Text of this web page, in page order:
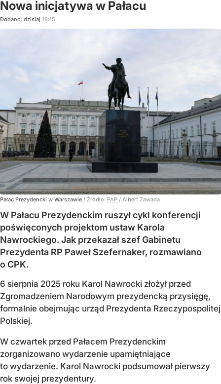
Nowa inicjatywa w Pałacu
Dodano: dzisiaj 19:15
Pałac Prezydencki w Warszawie / Źródło: PAP / Albert Zawada
W Pałacu Prezydenckim ruszył cykl konferencji
poświęconych projektom ustaw Karola
Nawrockiego. Jak przekazał szef Gabinetu
Prezydenta RP Paweł Szefernaker, rozmawiano
o CPK.
6 sierpnia 2025 roku Karol Nawrocki złożył przed
Zgromadzeniem Narodowym prezydencką przysięgę,
formalnie obejmując urząd Prezydenta Rzeczypospolitej
Polskiej.
W czwartek przed Pałacem Prezydenckim
zorganizowano wydarzenie upamiętniające
to wydarzenie. Karol Nawrocki podsumował pierwszy
rok swojej prezydentury.